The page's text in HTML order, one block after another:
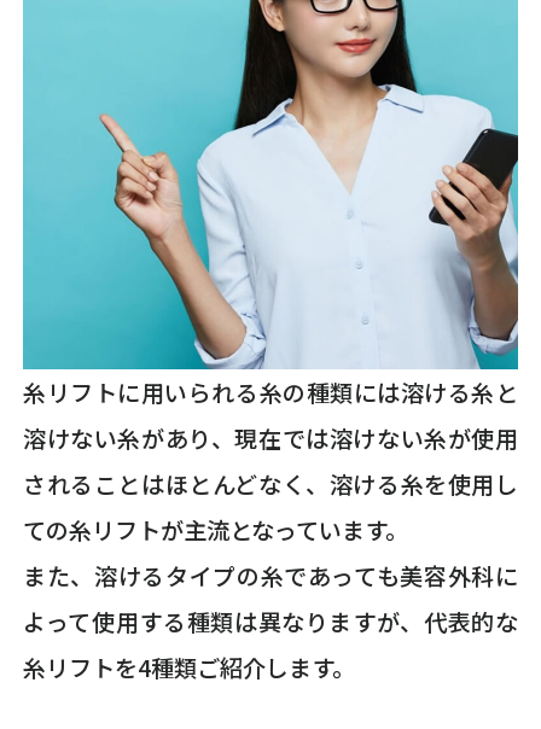
糸リフトに用いられる糸の種類には溶ける糸と
溶けない糸があり、現在では溶けない糸が使用
されることはほとんどなく、溶ける糸を使用し
ての糸リフトが主流となっています。
また、溶けるタイプの糸であっても美容外科に
よって使用する種類は異なりますが、代表的な
糸リフトを4種類ご紹介します。